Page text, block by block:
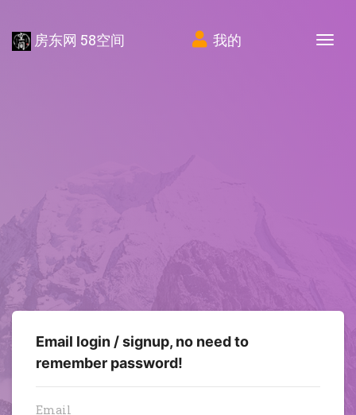
房东网 58空间 我的
Email login / signup, no need to
remember password!
Email